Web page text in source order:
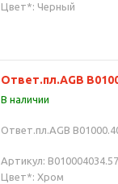
Цвет*: Черный
Ответ.пл.AGB
В наличии
Ответ.пл.AGB
Артикул:
Цвет*: Хром